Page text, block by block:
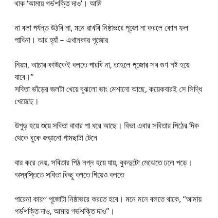
থাক ‘আমায় গর্ভশক্তি দাও’। আমি
না বলা পর্যন্ত উঠবি না, মনে রাখবি নিষ্ঠাভরে পূজো না করলে কোন ফল
পাবিনা। আর হ্যাঁ – এখানকার পূজোর
নিয়ম, আচার কাউকেই বলতে পারবি না, তাহলে পূজোর সব গুণ নষ্ট হয়ে
যাবে।”
সবিতা ভাঁড়ের জলটা খেয়ে বুঝলো ভাং মেশানো আছে, কয়েকবারই সে সিদ্ধি
খেয়েছে।
উপুড় হয়ে শুয়ে সবিতা বাবার পা ধরে আছে। বিভা এবার সবিতার পিঠের দিক
থেকে বুকে জড়ানো গামছাটা টেনে
বার করে নেয়, সবিতার পিঠ নগ্ন হয়ে যায়, বুকদুটো মেঝেতে ঢলে পড়ে।
অস্বস্তিতে সবিতা কিছু বলতে গিয়েও বলতে
পারেনা কারণ পূজোটা নিষ্ঠাভরে করতে হবে। মনে মনে বলতে থাকে, “আমায়
গর্ভশক্তি দাও, আমায় গর্ভশক্তি দাও”।